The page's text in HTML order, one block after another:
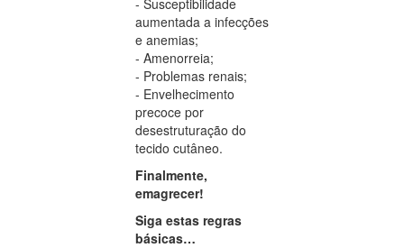
aumentada a infecções
e anemias;
- Amenorreia;
- Problemas renais;
- Envelhecimento
precoce por
desestruturação do
tecido cutâneo.
Finalmente,
emagrecer!
Siga estas regras
básicas…